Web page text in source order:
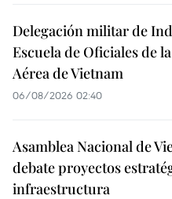
Delegación militar de
Escuela de Oficiales de
Aérea de Vietnam
06/08/2026 02:40
Asamblea Nacional de
debate proyectos
infraestructura